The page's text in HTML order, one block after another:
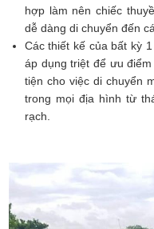
hợp làm nên chiếc
dễ dàng di chuyển đến
Các thiết kế của bất kỳ
áp dụng triệt để ưu
tiện cho việc di chuyển
trong mọi địa hình từ
rạch.